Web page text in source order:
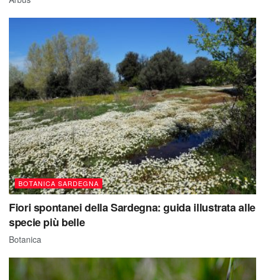
BOTANICA SARDEGNA
Fiori spontanei della Sardegna: guida illustrata alle
specie più belle
Botanica